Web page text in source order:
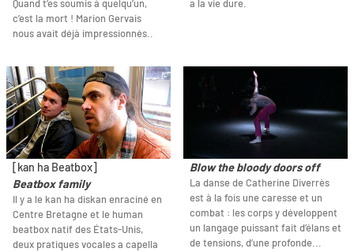
Quand t’es soumis à quelqu’un,
c’est la mort ! Marion Gervais
nous avait déjà impressionnés..
a la vie dure.
[kan ha Beatbox]
Beatbox family
Il y a le kan ha diskan enraciné en
Centre Bretagne et le human
beatbox natif des États-Unis,
deux pratiques vocales a capella
Blow the bloody doors off
La danse de Catherine Diverrès
est à la fois une caresse et un
combat : les corps y développent
un langage puissant fait d’élans et
de tensions, d’une profonde...